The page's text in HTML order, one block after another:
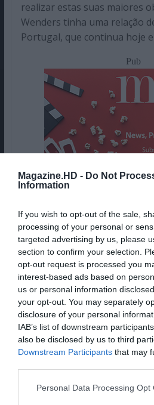
Magazine.HD - Do Not
Information
If you wish to opt-out of the sale,
processing of your personal or
targeted advertising by us, please
section to confirm your selection.
opt-out request is processed you
interest-based ads based on
us or personal information
your opt-out. You may separately
disclosure of your personal
IAB’s list of downstream
also be disclosed by us to third
Downstream Participants that may
Personal Data Processing Opt
realizar estas suas maiores
Wenders tinha uma relação
Portugal, que continua hoje
Pub
Ainda na última edição do
realizador regressou a
com o seu antigo
Branco, para mais algumas
públicas acerca das obras
nomeadamente“O Estado
“Viagem a Lisboa” (1994).
Recordamos agora “O
gravada maioritariamente
Este é, como o filme que